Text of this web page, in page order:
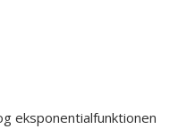
eksponentialfunktionen